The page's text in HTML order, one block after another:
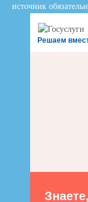
источник
Решаем